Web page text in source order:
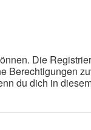
Die
Berechtigungen
du dich in